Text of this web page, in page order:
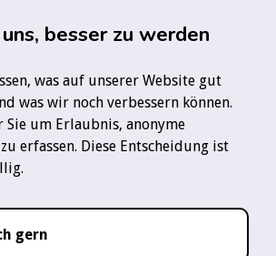
besser zu werden
was auf unserer Website gut
was wir noch verbessern können.
um Erlaubnis, anonyme
erfassen. Diese Entscheidung ist
gern
Meine Gesundheit
Logo
Instagram-Logo